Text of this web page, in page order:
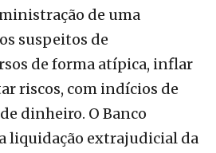
de uma
suspeitos de
de forma atípica, inflar
riscos, com indícios de
dinheiro. O Banco
liquidação extrajudicial da